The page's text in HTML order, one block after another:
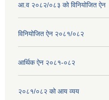
आ.व २०८२/०८३ को विनियोजित ऐन
विनियोजित ऐन २०८१/०८२
आर्थिक ऐन २०८१-०८२
२०८१/०८२ को आय व्यय